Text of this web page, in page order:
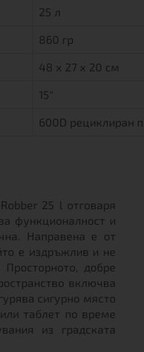
25 л
860 гр
48 х 27 х 20 см
15"
600D рециклиран
25 l отговаря
функционалност и
Направена е от
е издръжлив и не
добре
включва
сигурно място
таблет по време
из градската